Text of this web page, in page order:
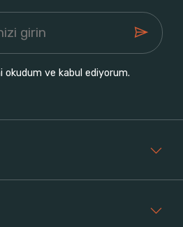
okudum ve kabul ediyorum.